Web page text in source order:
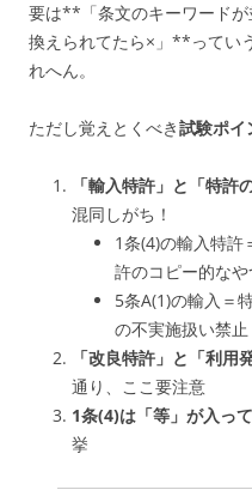
要は**「条文のキーワード
換えられてたら×」**ってい
れへん。
ただし覚えとくべき試験ポイ
「輸入特許」と「特許
混同しがち！
1条(4)の輸入特
許のコピー的なや
5条A(1)の輸入＝
の不実施扱い禁止
「改良特許」と「利用
通り、ここ要注意
1条(4)は「等」が入っ
挙